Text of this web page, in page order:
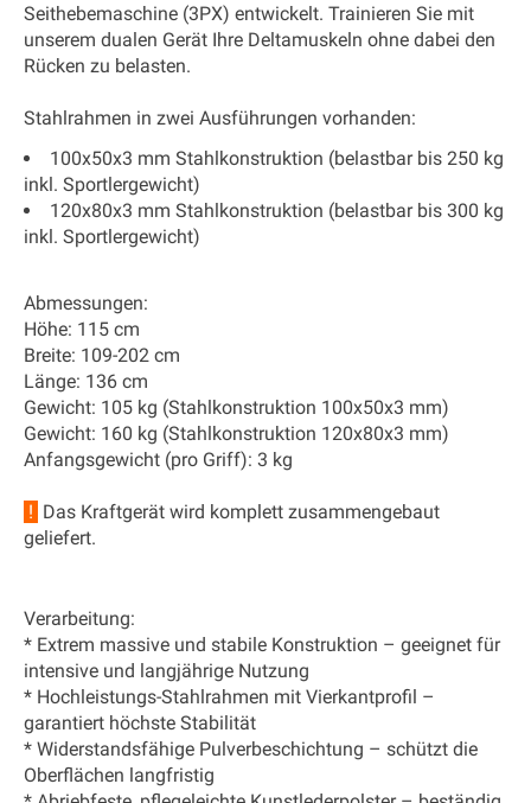
Seithebemaschine (3PX) entwickelt. Trainieren Sie mit
unserem dualen Gerät Ihre Deltamuskeln ohne dabei den
Rücken zu belasten.
Stahlrahmen in zwei Ausführungen vorhanden:
100x50x3 mm Stahlkonstruktion (belastbar bis 250 kg
inkl. Sportlergewicht)
120x80x3 mm Stahlkonstruktion (belastbar bis 300 kg
inkl. Sportlergewicht)
Abmessungen:
Höhe: 115 cm
Breite: 109-202 cm
Länge: 136 cm
Gewicht: 105 kg (Stahlkonstruktion 100x50x3 mm)
Gewicht: 160 kg (Stahlkonstruktion 120x80x3 mm)
Anfangsgewicht (pro Griff): 3 kg
! Das Kraftgerät wird komplett zusammengebaut
geliefert.
Verarbeitung:
* Extrem massive und stabile Konstruktion – geeignet für
intensive und langjährige Nutzung
* Hochleistungs-Stahlrahmen mit Vierkantprofil –
garantiert höchste Stabilität
* Widerstandsfähige Pulverbeschichtung – schützt die
Oberflächen langfristig